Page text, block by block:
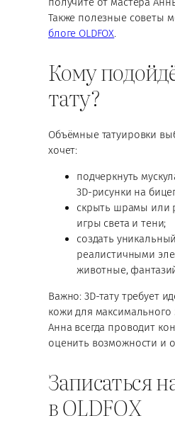
Также полезные советы
блоге OLDFOX.
Кому
тату?
Объёмные татуировки
хочет:
подчеркнуть
3D-рисунки на
скрыть шрамы или
игры света и тени;
создать
реалистичными
животные,
Важно: 3D-тату требует
кожи для максимального
Анна всегда проводит
оценить возможности и
Записаться
в OLDFOX